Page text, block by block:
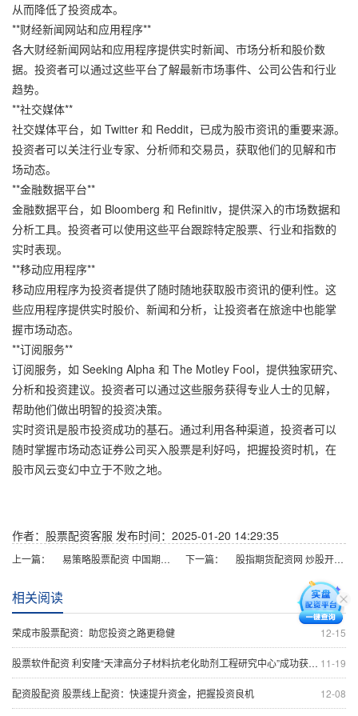
从而降低了投资成本。
**财经新闻网站和应用程序**
各大财经新闻网站和应用程序提供实时新闻、市场分析和股价数
据。投资者可以通过这些平台了解最新市场事件、公司公告和行业
趋势。
**社交媒体**
社交媒体平台，如 Twitter 和 Reddit，已成为股市资讯的重要来源。
投资者可以关注行业专家、分析师和交易员，获取他们的见解和市
场动态。
**金融数据平台**
金融数据平台，如 Bloomberg 和 Refinitiv，提供深入的市场数据和
分析工具。投资者可以使用这些平台跟踪特定股票、行业和指数的
实时表现。
**移动应用程序**
移动应用程序为投资者提供了随时随地获取股市资讯的便利性。这
些应用程序提供实时股价、新闻和分析，让投资者在旅途中也能掌
握市场动态。
**订阅服务**
订阅服务，如 Seeking Alpha 和 The Motley Fool，提供独家研究、
分析和投资建议。投资者可以通过这些服务获得专业人士的见解，
帮助他们做出明智的投资决策。
实时资讯是股市投资成功的基石。通过利用各种渠道，投资者可以
随时掌握市场动态证券公司买入股票是利好吗，把握投资时机，在
股市风云变幻中立于不败之地。
作者：股票配资客服 发布时间：2025-01-20 14:29:35
上一篇： 易策略股票配资 中国期货配资网：专业配资，安全可靠 下一篇： 股指期货配资网 炒股开户选哪家证券公司？一文带你了解
相关阅读
12-15
荣成市股票配资：助您投资之路更稳健
11-19
股票软件配资 利安隆“天津高分子材料抗老化助剂工程研究中心”成功获批 实现科委等三部门认定大满贯
12-08
配资股配资 股票线上配资：快速提升资金，把握投资良机